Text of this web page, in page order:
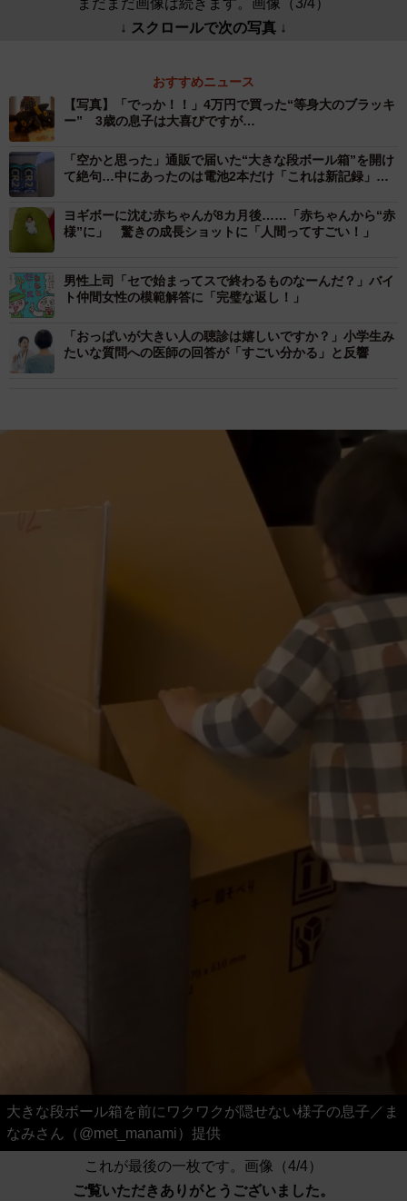
まだまだ画像は続きます。画像（3/4）
↓ スクロールで次の写真 ↓
おすすめニュース
【写真】「でっか！！」4万円で買った“等身大のブラッキ
ー” 3歳の息子は大喜びですが…
「空かと思った」通販で届いた“大きな段ボール箱”を開け
て絶句…中にあったのは電池2本だけ「これは新記録」
ヨギボーに沈む赤ちゃんが8カ月後……「赤ちゃんから“赤
様”に」 驚きの成長ショットに「人間ってすごい！」
男性上司「セで始まってスで終わるものなーんだ？」バイ
ト仲間女性の模範解答に「完璧な返し！」
「おっぱいが大きい人の聴診は嬉しいですか？」小学生み
たいな質問への医師の回答が「すごい分かる」と反響
大きな段ボール箱を前にワクワクが隠せない様子の息子／ま
なみさん（@met_manami）提供
これが最後の一枚です。画像（4/4）
ご覧いただきありがとうございました。